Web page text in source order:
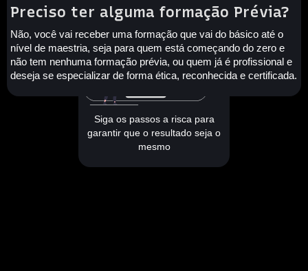
Siga os passos a risca para
garantir que o resultado seja o
mesmo
Preciso ter alguma formação Prévia?
Não, você vai receber uma formação que vai do básico até o
nível de maestria, seja para quem está começando do zero e
não tem nenhuma formação prévia, ou quem já é profissional e
deseja se especializar de forma ética, reconhecida e certificada.